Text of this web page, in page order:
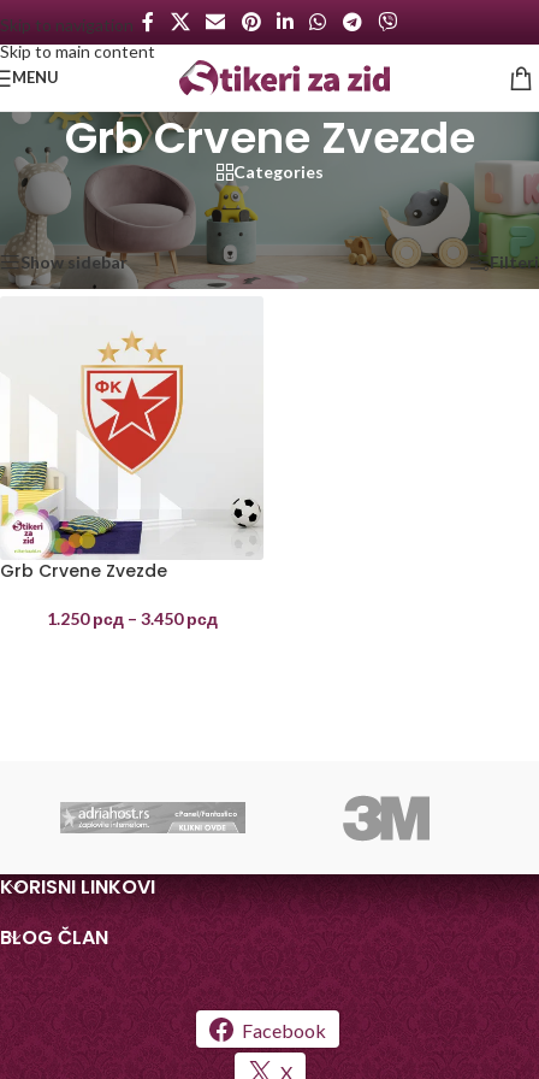
Skip to navigation
Skip to main content
MENU
Grb Crvene Zvezde
Categories
Početna
Proizvod označen „Grb Crvene Zvezde“
Prikazan jedan rezultat
Show sidebar Filteri
Grb Crvene Zvezde
1.250рсд – 3.450рсд
KORISNI LINKOVI
BLOG ČLAN
Facebook
X